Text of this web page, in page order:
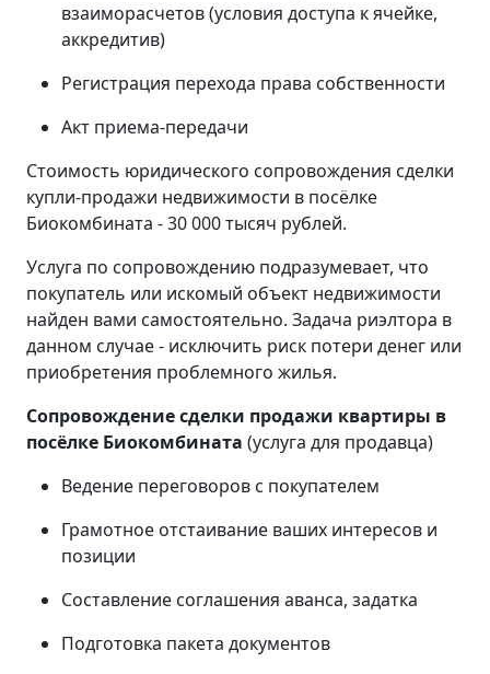
взаиморасчетов (условия доступа к ячейке,
аккредитив)
Регистрация перехода права собственности
Акт приема-передачи
Стоимость юридического сопровождения сделки
купли-продажи недвижимости в посёлке
Биокомбината - 30 000 тысяч рублей.
Услуга по сопровождению подразумевает, что
покупатель или искомый объект недвижимости
найден вами самостоятельно. Задача риэлтора в
данном случае - исключить риск потери денег или
приобретения проблемного жилья.
Сопровождение сделки продажи квартиры в
посёлке Биокомбината (услуга для продавца)
Ведение переговоров с покупателем
Грамотное отстаивание ваших интересов и
позиции
Составление соглашения аванса, задатка
Подготовка пакета документов